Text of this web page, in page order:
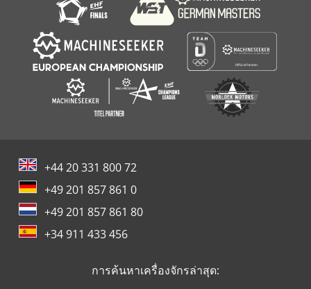
+44 20 331 800 72
+49 201 857 861 0
+49 201 857 861 80
+34 911 433 456
การค้นหาเครื่องจักรล่าสุด: